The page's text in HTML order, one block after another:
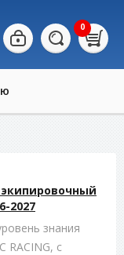
0
экипировочный
2027
знания
RACING, с